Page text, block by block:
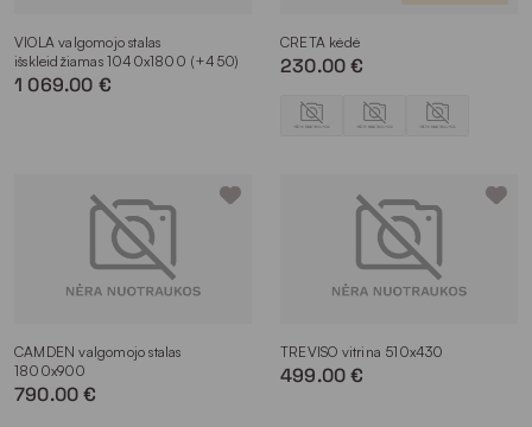
VIOLA valgomojo stalas
išskleidžiamas 1040x1800 (+450)
1 069.00 €
CRETA kėdė
230.00 €
CAMDEN valgomojo stalas
1800x900
790.00 €
TREVISO vitrina 510x430
499.00 €